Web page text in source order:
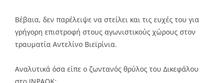
Βέβαια, δεν παρέλειψε να στείλει και τις ευχές του για
γρήγορη επιστροφή στους αγωνιστικούς χώρους στον
τραυματία Αντελίνο Βιεϊρίνια.
Αναλυτικά όσα είπε ο ζωντανός θρύλος του Δικεφάλου